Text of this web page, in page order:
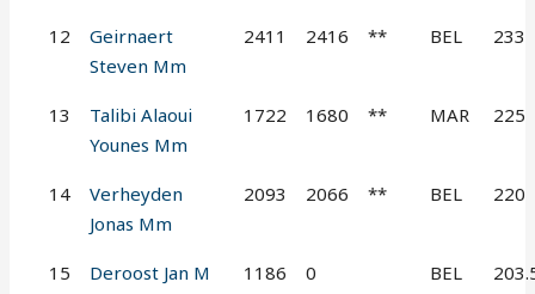
12
Geirnaert
Steven Mm
2411 2416 ** BEL 233
13
Talibi Alaoui
Younes Mm
1722 1680 ** MAR 225
14
Verheyden
Jonas Mm
2093 2066 ** BEL 220
15 Deroost Jan M 1186 0 BEL